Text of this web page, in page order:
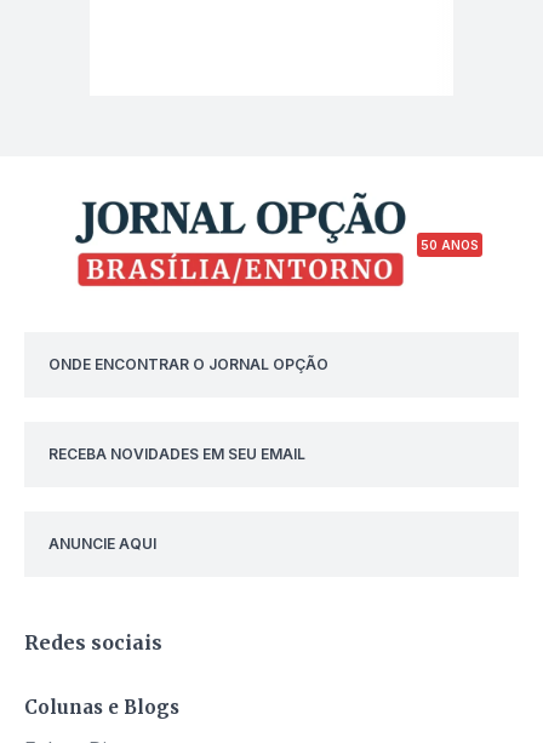
50 ANOS
ONDE ENCONTRAR O JORNAL OPÇÃO
RECEBA NOVIDADES EM SEU EMAIL
ANUNCIE AQUI
Redes sociais
Colunas e Blogs